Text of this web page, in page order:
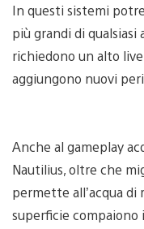
In questi sistemi
più grandi di
richiedono un alto
aggiungono nuovi
Anche al gameplay
Nautilius, oltre che
permette all’acqua di
superficie compaiono